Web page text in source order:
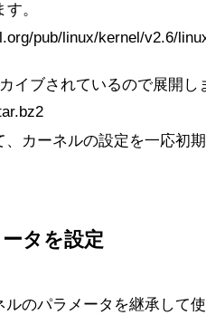
。
pub/linux/kernel/v2.6/
イブされているので展開し
、カーネルの設定を一応初
タを設定
のパラメータを継承して